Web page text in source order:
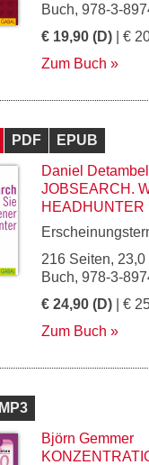
Buch, 978-3-
€ 19,90 (D) | €
Zum Buch
PDF
EPUB
Daniel Detambel
JOBSEARCH.
HEADHUNTER
216 Seiten, 23,0
Buch, 978-3-
€ 24,90 (D) | €
Zum Buch
MP3
Björn Gemmer